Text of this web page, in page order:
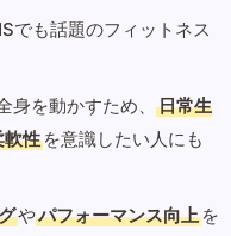
でも話題のフィットネス
を動かすため、
日常生
軟性 を意識したい人にも
やパフォーマンス向上 を